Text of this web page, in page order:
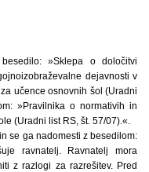
»Sklepa o določitvi
dejavnosti v
učence osnovnih šol (Uradni
»Pravilnika o normativih in
(Uradni list RS, št. 57/07).«.
se ga nadomesti z besedilom:
ravnatelj. Ravnatelj mora
z razlogi za razrešitev. Pred